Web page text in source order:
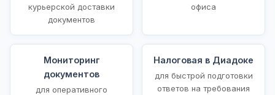
курьерской доставки
документов
офиса
Мониторинг
документов
для оперативного
Налоговая в Диадоке
для быстрой подготовки
ответов на требования